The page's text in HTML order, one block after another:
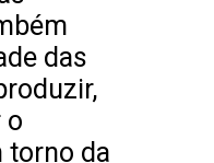
das
o
torno da